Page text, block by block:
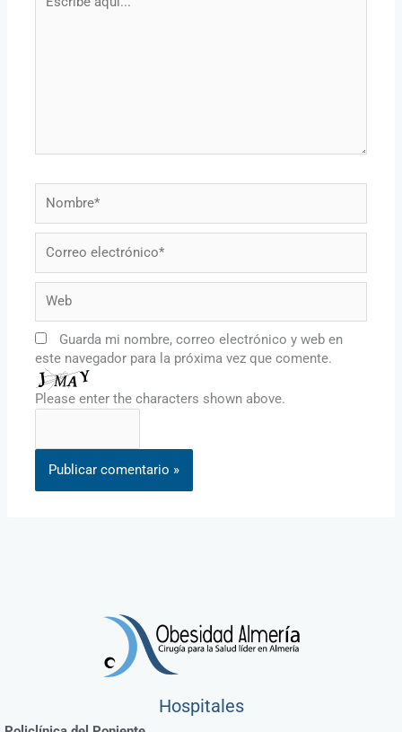
aquí...
electrónico*
Guarda mi nombre, correo electrónico y web en
este navegador para la próxima vez que comente.
Please enter the characters shown above.
Hospitales